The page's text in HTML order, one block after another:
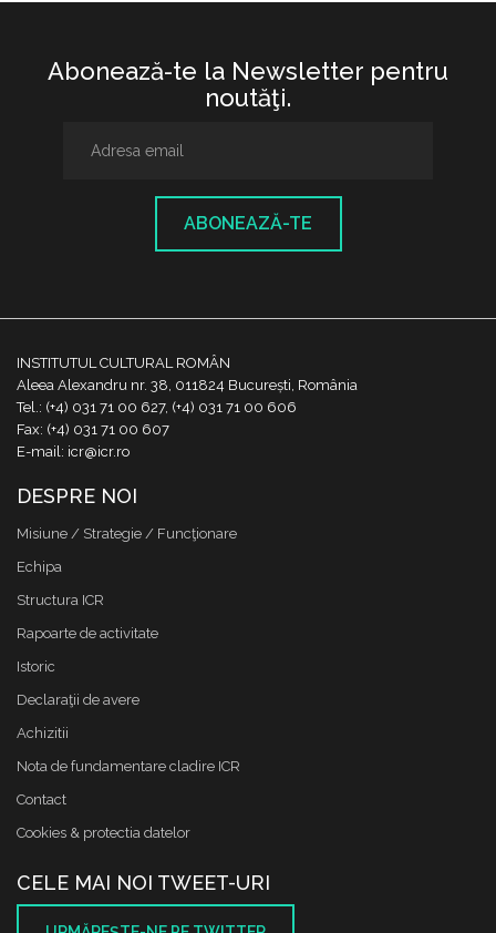
Abonează-te la Newsletter pentru
noutăţi.
ABONEAZĂ-TE
INSTITUTUL CULTURAL ROMÂN
Aleea Alexandru nr. 38, 011824 București, România
Tel.: (+4) 031 71 00 627, (+4) 031 71 00 606
Fax: (+4) 031 71 00 607
E-mail: icr@icr.ro
DESPRE NOI
Misiune / Strategie / Funcţionare
Echipa
Structura ICR
Rapoarte de activitate
Istoric
Declaraţii de avere
Achizitii
Nota de fundamentare cladire ICR
Contact
Cookies & protectia datelor
CELE MAI NOI TWEET-URI